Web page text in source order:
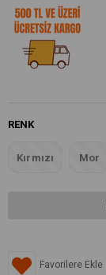
RENK
Kırmızı Mor
Favorilere Ekle